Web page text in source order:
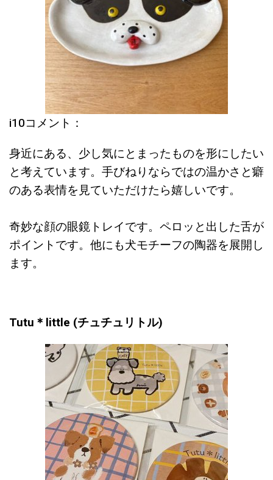
i10コメント：
身近にある、少し気にとまったものを形にしたい
と考えています。手びねりならではの温かさと癖
のある表情を見ていただけたら嬉しいです。
奇妙な顔の眼鏡トレイです。 ペロッと出した舌が
ポイントです。 他にも犬モチーフの陶器を展開し
ます。
Tutu＊little (チュチュリトル)